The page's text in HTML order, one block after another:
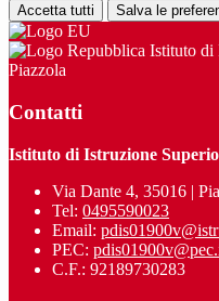
Accetta tutti Salva le
Istituto di
Piazzola
Contatti
Istituto di Istruzione
Via Dante 4, 35016 |
Tel: 0495590023
Email:
PEC:
C.F.: 92189730283